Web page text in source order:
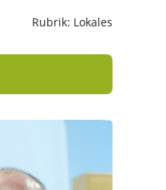
Rubrik: Lokales